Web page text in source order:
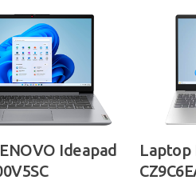
Ideapad
Laptop